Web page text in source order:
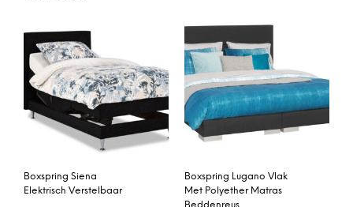
Boxspring Siena
Elektrisch Verstelbaar
Boxspring Lugano Vlak
Met Polyether Matras
Beddenreus